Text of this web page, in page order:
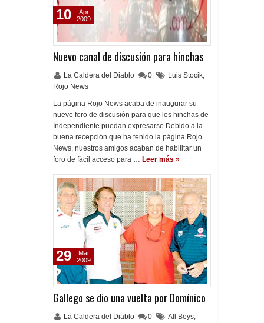
Nuevo canal de discusión para hinchas
La Caldera del Diablo 0 Luis Stocik,
Rojo News
La página Rojo News acaba de inaugurar su
nuevo foro de discusión para que los hinchas de
Independiente puedan expresarse.Debido a la
buena recepción que ha tenido la página Rojo
News, nuestros amigos acaban de habilitar un
foro de fácil acceso para … Leer más »
10
Apr
2009
Gallego se dio una vuelta por Domínico
La Caldera del Diablo 0 All Boys,
29
Mar
2009